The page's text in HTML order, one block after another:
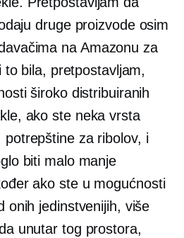
druge proizvode osim
na Amazonu za
bila, pretpostavljam,
široko distribuiranih
ako ste neka vrsta
za ribolov, i
biti malo manje
ako ste u mogućnosti
onih jedinstvenijih, više
unutar tog prostora,